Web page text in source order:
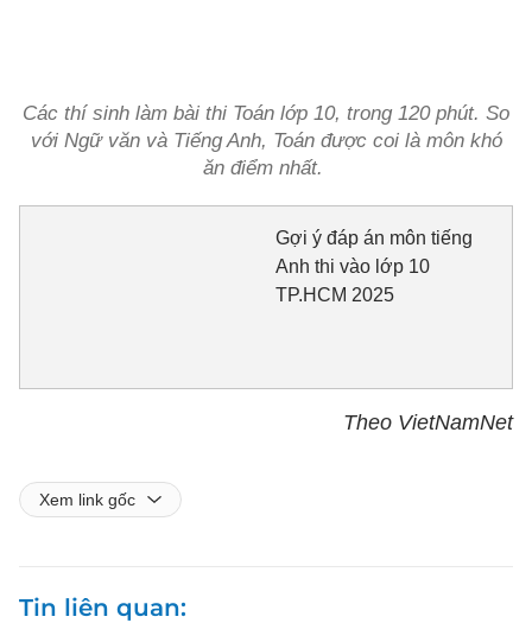
Các thí sinh làm bài thi Toán lớp 10, trong 120 phút. So
với Ngữ văn và Tiếng Anh, Toán được coi là môn khó
ăn điểm nhất.
Gợi ý đáp án môn tiếng
Anh thi vào lớp 10
TP.HCM 2025
Theo VietNamNet
Xem link gốc
Tin liên quan